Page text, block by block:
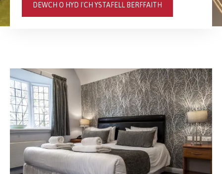
DEWCH O HYD I'CH YSTAFELL BERFFAITH